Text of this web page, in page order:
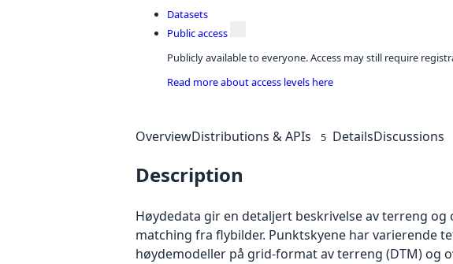
Datasets
Public access
Publicly available to everyone. Access may still require
Read more about access levels here
OverviewDistributions & APIs 5 DetailsDiscussions
Description
Høydedata gir en detaljert beskrivelse av terreng
matching fra flybilder. Punktskyene har varierende
høydemodeller på grid-format av terreng (DTM) og